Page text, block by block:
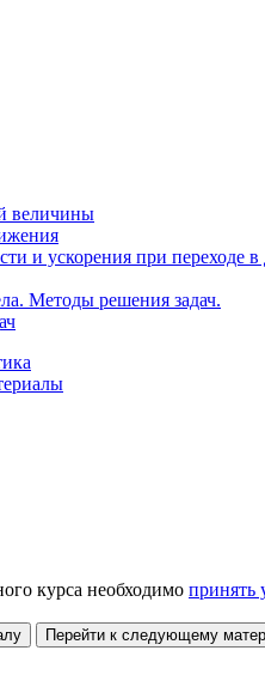
величины
и ускорения при переходе
Методы решения задач.
курса необходимо принять
Перейти к следующему